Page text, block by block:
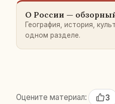
О России —
Гео­гра­фия, ис­то­рия,
одном раз­де­ле.
Оцените материал:
3